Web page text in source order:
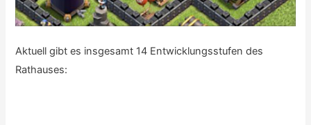
Aktuell gibt es insgesamt 14 Entwicklungsstufen des
Rathauses: